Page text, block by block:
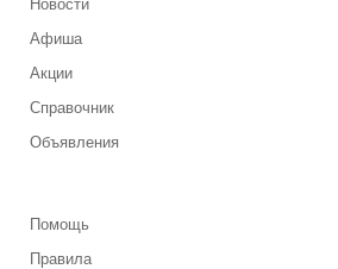
Новости
Афиша
Акции
Справочник
Объявления
Помощь
Правила